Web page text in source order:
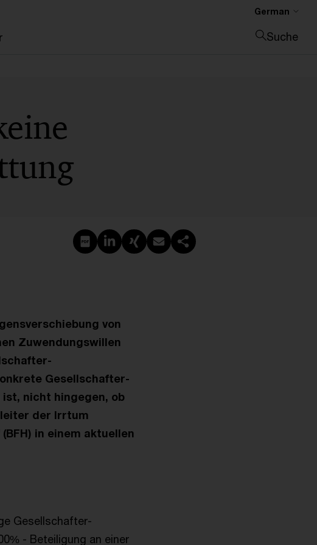
German
Suche
PDF erstellen
Auf LinkedIn teilen
Auf Xing teilen
Per E-Mail teilen
Link kopieren
von
Zuwendungswillen
Gesellschafter-
nicht hingegen, ob
der Irrtum
in einem aktuellen
Gesellschafter-
- Beteiligung an einer